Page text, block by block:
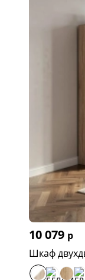
10 079 р
Шкаф